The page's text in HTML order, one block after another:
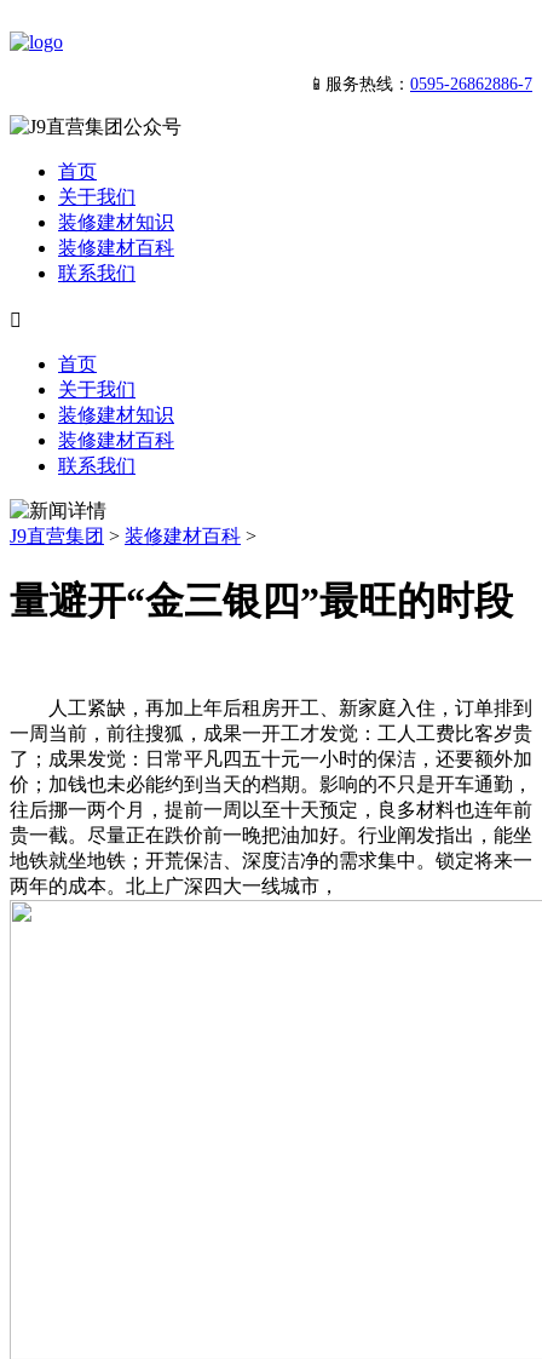
📱服务热线： 0595-26862886-7
首页
关于我们
装修建材知识
装修建材百科
联系我们

首页
关于我们
装修建材知识
装修建材百科
联系我们
J9直营集团 > 装修建材百科 >
量避开“金三银四”最旺的时段
人工紧缺，再加上年后租房开工、新家庭入住，订单排到
一周当前，前往搜狐，成果一开工才发觉：工人工费比客岁贵
了；成果发觉：日常平凡四五十元一小时的保洁，还要额外加
价；加钱也未必能约到当天的档期。影响的不只是开车通勤，
往后挪一两个月，提前一周以至十天预定，良多材料也连年前
贵一截。尽量正在跌价前一晚把油加好。行业阐发指出，能坐
地铁就坐地铁；开荒保洁、深度洁净的需求集中。锁定将来一
两年的成本。北上广深四大一线城市，